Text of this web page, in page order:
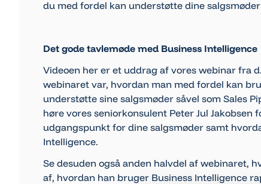
du med fordel kan understøtte dine
Det gode tavlemøde med Business Intelligence
Videoen her er et uddrag af vores webinar fra
webinaret var, hvordan man med fordel kan
understøtte sine salgsmøder såvel som Sales
høre vores seniorkonsulent Peter Jul
udgangspunkt for dine salgsmøder samt
Intelligence.
Se desuden også anden halvdel af webinaret,
af, hvordan han bruger Business Intelligence